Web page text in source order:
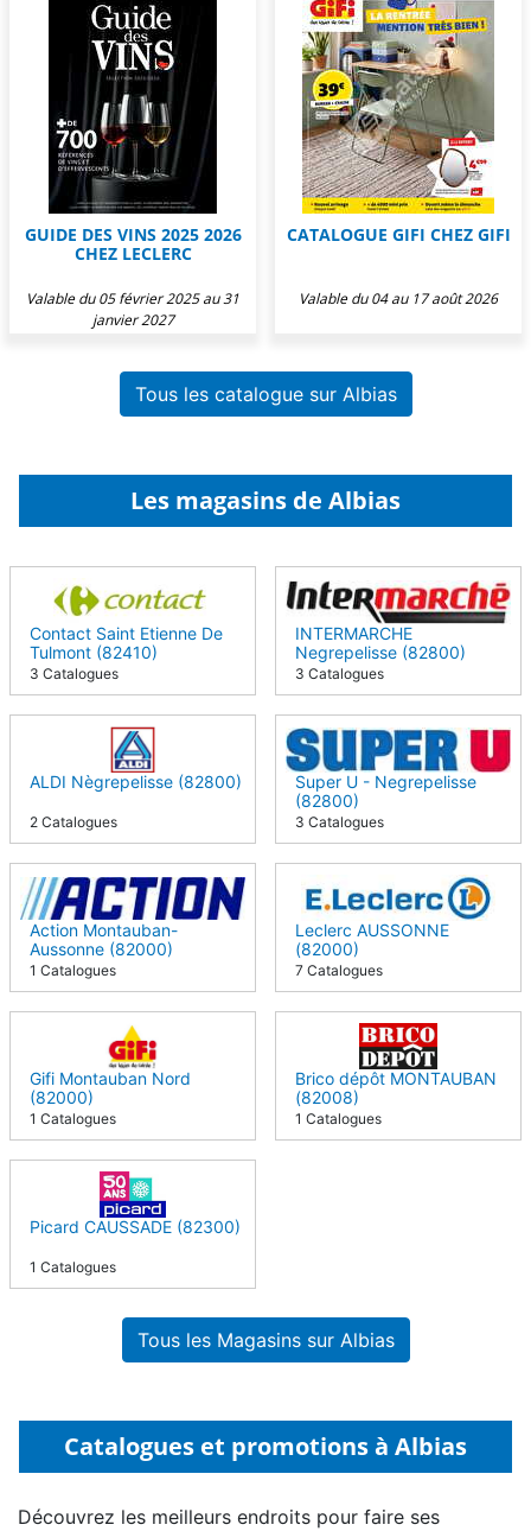
GUIDE DES VINS 2025 2026
CHEZ LECLERC
Valable du 05 février 2025 au 31
janvier 2027
CATALOGUE GIFI CHEZ GIFI
Valable du 04 au 17 août 2026
Tous les catalogue sur Albias
Les magasins de Albias
Contact Saint Etienne De
Tulmont (82410)
3 Catalogues
INTERMARCHE
Negrepelisse (82800)
3 Catalogues
ALDI Nègrepelisse (82800)
2 Catalogues
Super U - Negrepelisse
(82800)
3 Catalogues
Action Montauban-
Aussonne (82000)
1 Catalogues
Leclerc AUSSONNE
(82000)
7 Catalogues
Gifi Montauban Nord
(82000)
1 Catalogues
Brico dépôt MONTAUBAN
(82008)
1 Catalogues
Picard CAUSSADE (82300)
1 Catalogues
Tous les Magasins sur Albias
Catalogues et promotions à Albias
Découvrez les meilleurs endroits pour faire ses